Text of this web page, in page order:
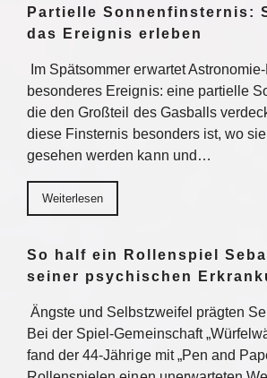
Partielle Sonnenfinsternis:
das Ereignis erleben
Im Spätsommer erwartet
besonderes Ereignis: eine partielle
die den Großteil des Gasballs
diese Finsternis besonders ist, wo
gesehen werden kann und…
Weiterlesen
So half ein Rollenspiel
seiner psychischen
Ängste und Selbstzweifel prägten
Bei der Spiel-Gemeinschaft
fand der 44-Jährige mit „Pen and